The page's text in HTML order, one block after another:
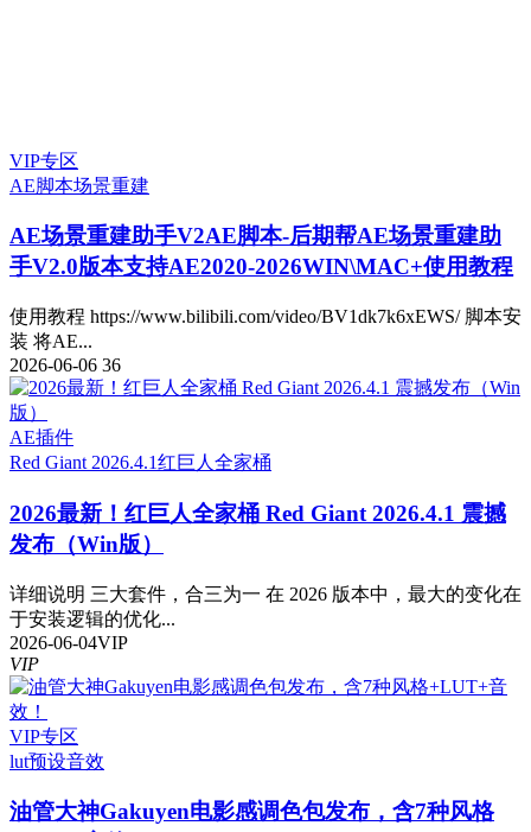
VIP专区
AE脚本场景重建
AE场景重建助手V2AE脚本-后期帮AE场景重建助
手V2.0版本支持AE2020-2026WIN\MAC+使用教程
使用教程 https://www.bilibili.com/video/BV1dk7k6xEWS/ 脚本安
装 将AE...
2026-06-06 36
AE插件
Red Giant 2026.4.1红巨人全家桶
2026最新！红巨人全家桶 Red Giant 2026.4.1 震撼
发布（Win版）
详细说明 三大套件，合三为一 在 2026 版本中，最大的变化在
于安装逻辑的优化...
2026-06-04VIP
VIP
VIP专区
lut预设音效
油管大神Gakuyen电影感调色包发布，含7种风格